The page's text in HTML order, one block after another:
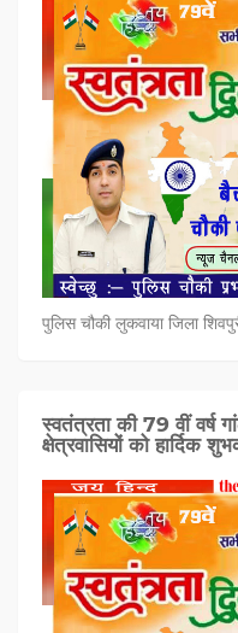
पुलिस चौकी लुकवाया जिला
स्वतंत्रता की 79 वीं वर्ष
क्षेत्रवासियों को हार्दिक